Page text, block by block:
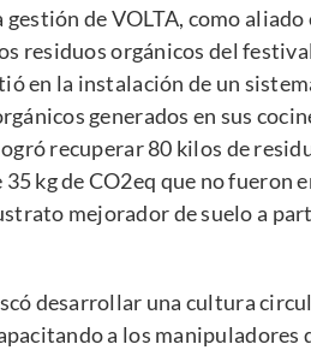
gestión de VOLTA, como
residuos orgánicos del
en la instalación de un
generados en sus
recuperar 80 kilos de
kg de CO2eq que no fueron
mejorador de suelo a
desarrollar una cultura
a los manipuladores